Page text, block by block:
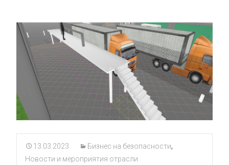
13.03.2023 Бизнес на безопасности,
Новости и мероприятия отрасли